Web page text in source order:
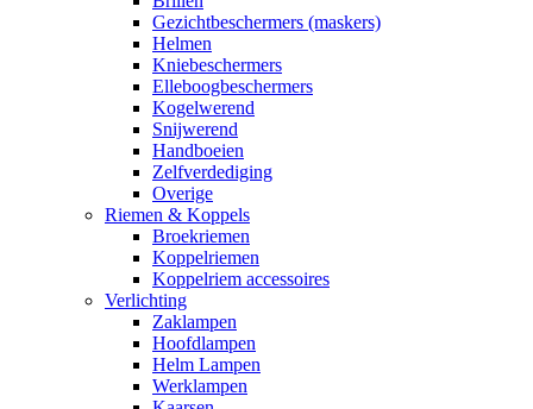
Gezichtbeschermers (maskers)
Helmen
Kniebeschermers
Elleboogbeschermers
Kogelwerend
Snijwerend
Handboeien
Zelfverdediging
Overige
Riemen & Koppels
Broekriemen
Koppelriemen
Koppelriem accessoires
Verlichting
Zaklampen
Hoofdlampen
Helm Lampen
Werklampen